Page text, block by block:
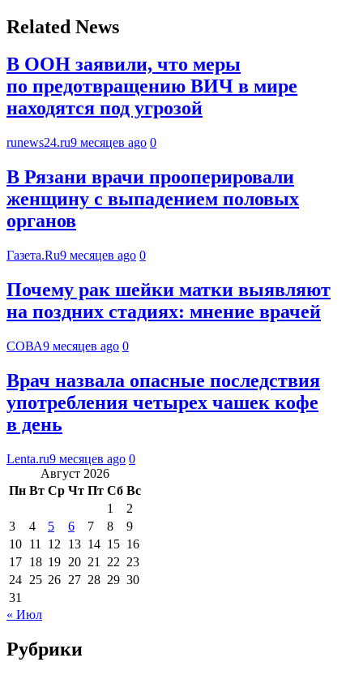
Related News
В ООН заявили, что меры
по предотвращению ВИЧ в мире
находятся под угрозой
runews24.ru9 месяцев ago 0
В Рязани врачи прооперировали
женщину с выпадением половых
органов
Газета.Ru9 месяцев ago 0
Почему рак шейки матки выявляют
на поздних стадиях: мнение врачей
СОВА9 месяцев ago 0
Врач назвала опасные последствия
употребления четырех чашек кофе
в день
Lenta.ru9 месяцев ago 0
Август 2026
Пн Вт Ср Чт Пт Сб Вс
1
2
3
4 5 6 7 8
9
10 11 12 13 14 15 16
17 18 19 20 21 22 23
24 25 26 27 28 29 30
31
« Июл
Рубрики